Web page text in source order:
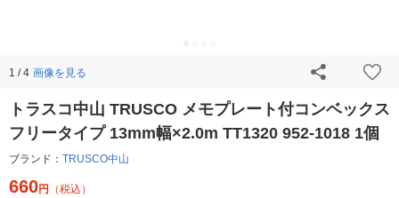
1 / 4 画像を見る
トラスコ中山 TRUSCO メモプレート付コンベックス
フリータイプ 13mm幅×2.0m TT1320 952-1018 1個
ブランド： TRUSCO中山
660円 （税込）